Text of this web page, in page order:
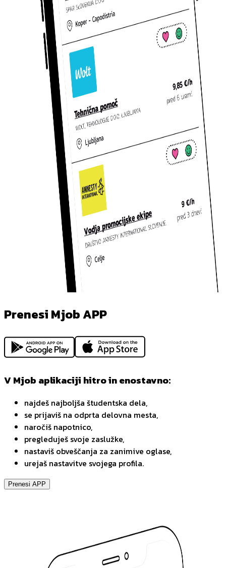
Prenesi Mjob APP
V Mjob aplikaciji hitro in enostavno:
najdeš najboljša študentska dela,
se prijaviš na odprta delovna mesta,
naročiš napotnico,
pregleduješ svoje zaslužke,
nastaviš obveščanja za zanimive oglase,
urejaš nastavitve svojega profila.
Prenesi APP